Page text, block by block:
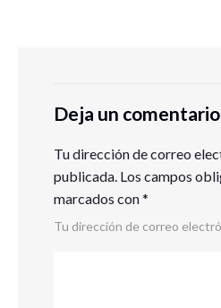
Deja un comentario
Tu dirección de correo
publicada. Los campos
marcados con*
Tu dirección de correo